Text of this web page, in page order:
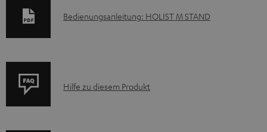
D
m
Bedienungsanleitung: HOLIST M STAND
P
Hilfe zu diesem Produkt